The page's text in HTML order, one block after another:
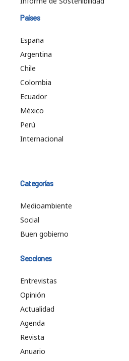
Países
España
Argentina
Chile
Colombia
Ecuador
México
Perú
Internacional
Categorías
Medioambiente
Social
Buen gobierno
Secciones
Entrevistas
Opinión
Actualidad
Agenda
Revista
Anuario